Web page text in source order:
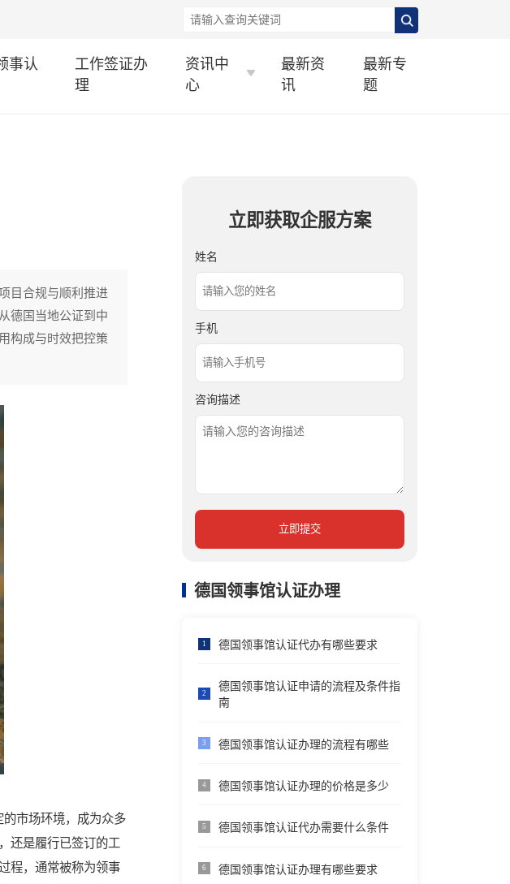
事认
工作签证办
理
资讯中
心
最新资
讯
最新专
题
目合规与顺利推进
德国当地公证到中
构成与时效把控策
市场环境，成为众多
还是履行已签订的工
程，通常被称为领事
立即获取企服方案
姓名
手机
咨询描述
立即提交
德国领事馆认证办理
1 德国领事馆认证代办有哪些要求
2
德国领事馆认证申请的流程及条件指
南
3 德国领事馆认证办理的流程有哪些
4 德国领事馆认证办理的价格是多少
5 德国领事馆认证代办需要什么条件
6 德国领事馆认证办理有哪些要求